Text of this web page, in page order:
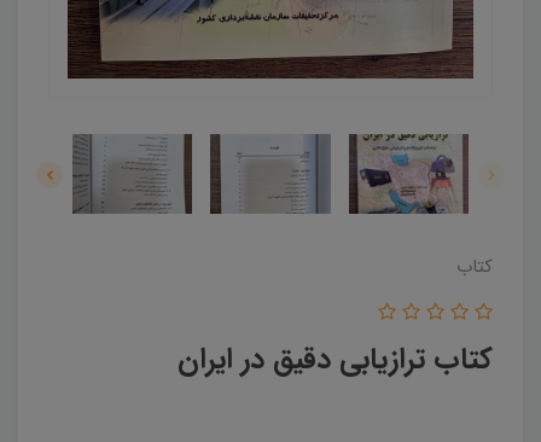
کتاب
کتاب ترازیابی دقیق در ایران